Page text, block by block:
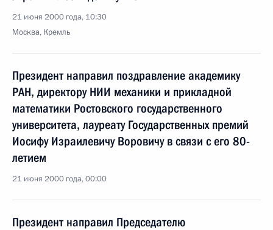
21 июня 2000 года, 10:30
Москва, Кремль
Президент направил поздравление академику
РАН, директору НИИ механики и прикладной
математики Ростовского государственного
университета, лауреату Государственных премий
Иосифу Израилевичу Воровичу в связи с его 80-
летием
21 июня 2000 года, 00:00
Президент направил Председателю